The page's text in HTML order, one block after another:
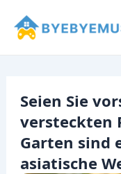
Inhalt
Seien Sie
versteckten
Garten sind
asiatische